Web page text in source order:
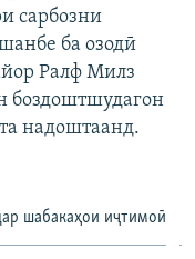
сарбозни
ба озодӣ
Ралф Милз
боздоштшудагон
надоштаанд.
шабакаҳои иҷтимоӣ